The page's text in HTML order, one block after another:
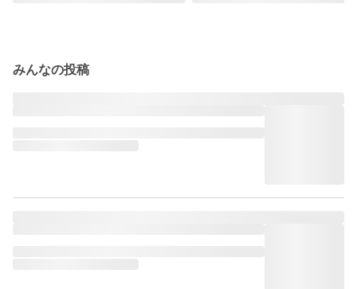
みんなの投稿